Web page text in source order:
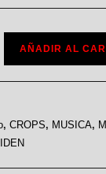
AÑADIR AL
,CROPS, MUSICA,